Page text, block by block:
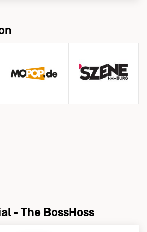
- The BossHoss